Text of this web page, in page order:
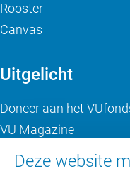
Deze website
Rooster
Canvas
Uitgelicht
Doneer aan het
VU Magazine